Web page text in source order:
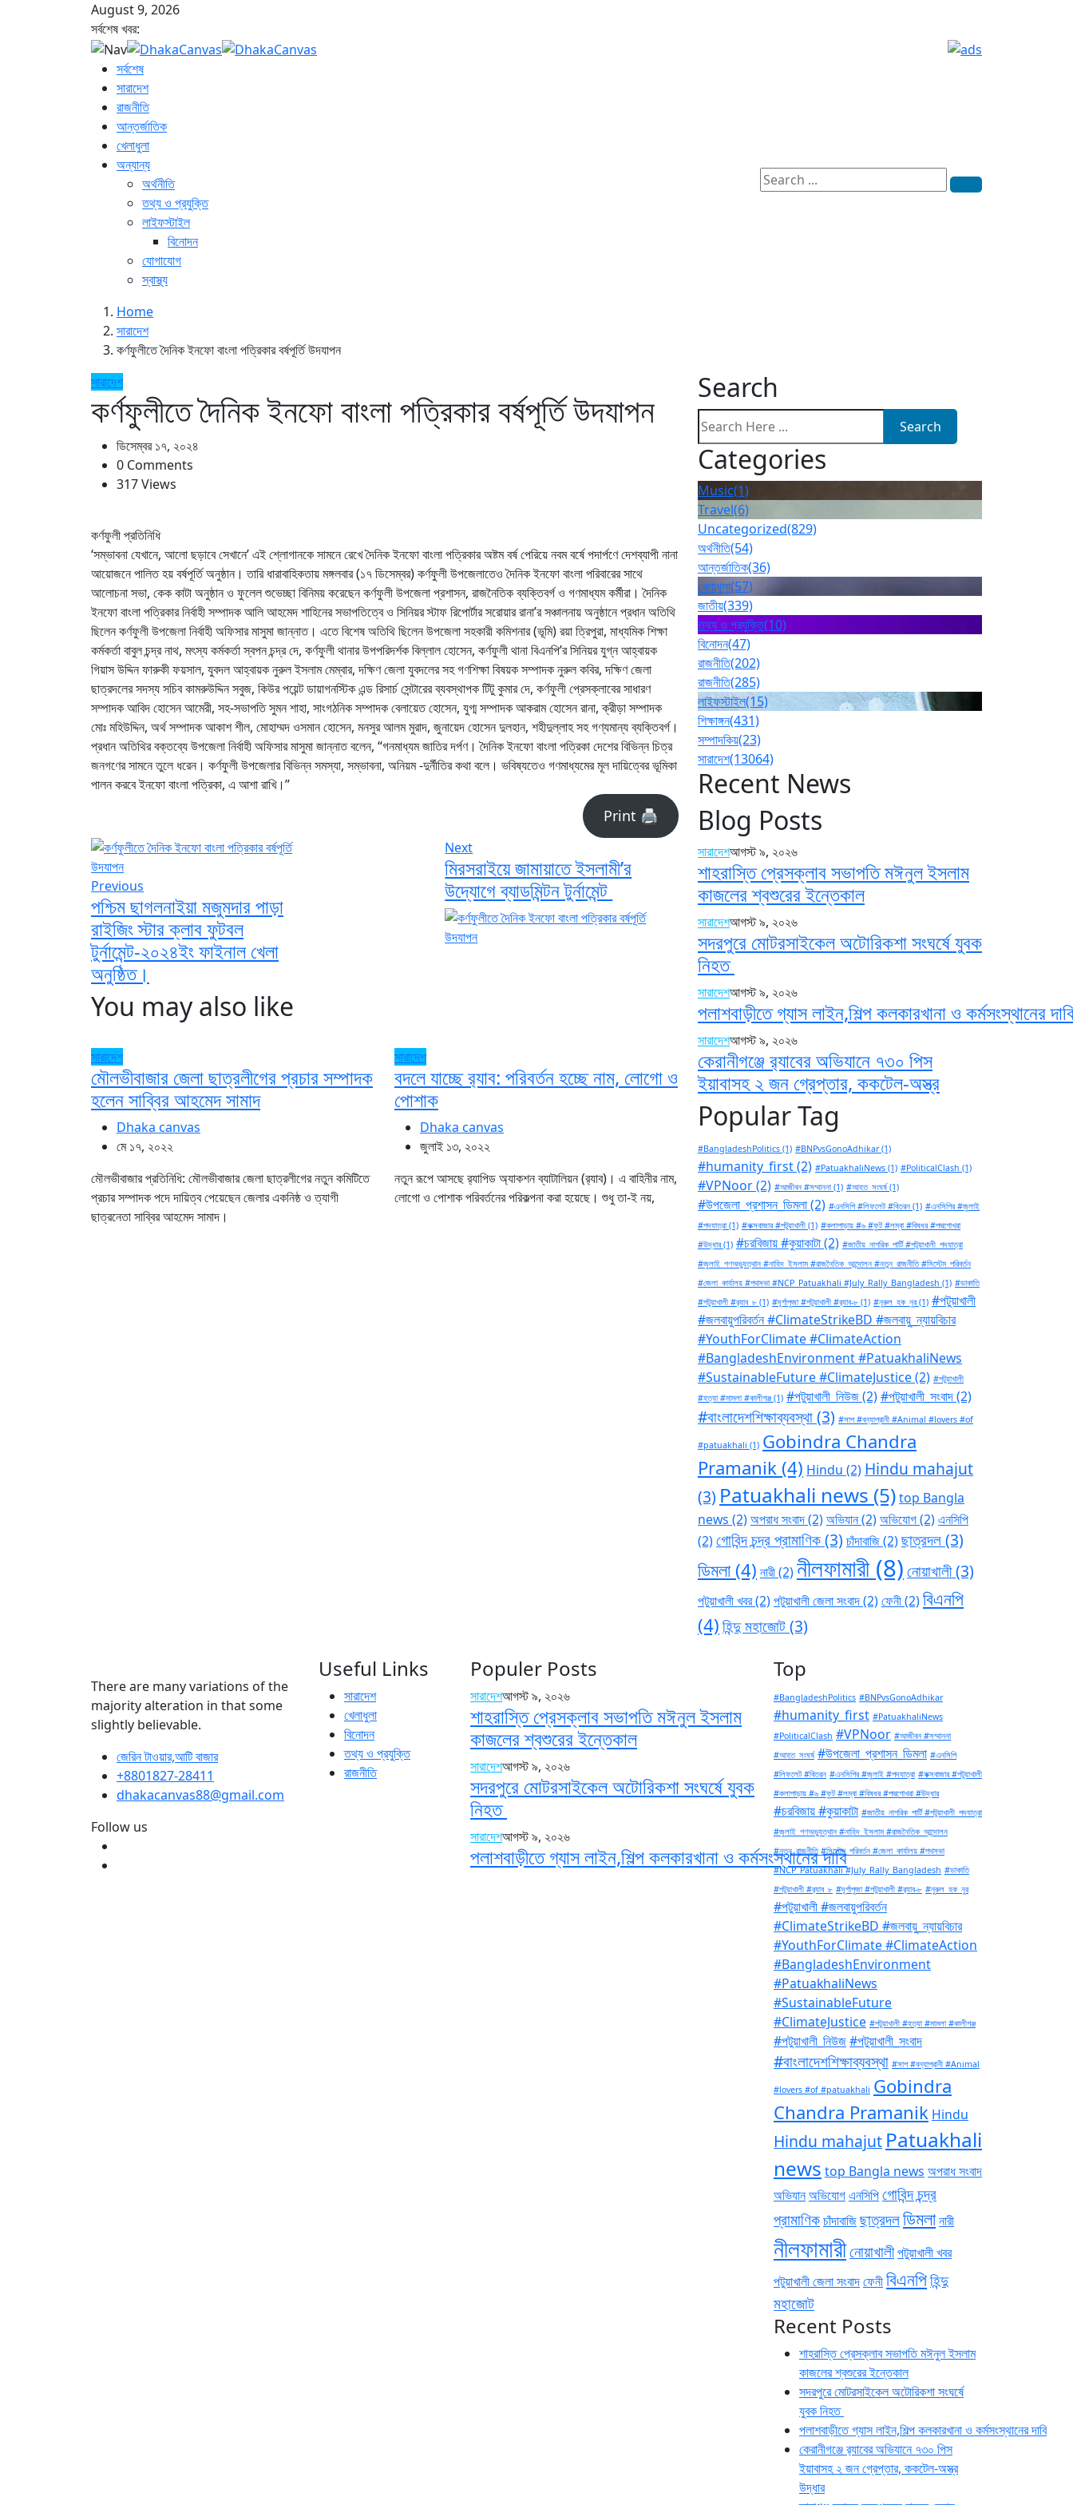
August 9, 2026
সর্বশেষ খবর:
সর্বশেষ
সারাদেশ
রাজনীতি
আন্তর্জাতিক
খেলাধুলা
অন্যান্য
অর্থনীতি
তথ্য ও প্রযুক্তি
লাইফস্টাইল
বিনোদন
যোগাযোগ
স্বাস্থ্য
Home
সারাদেশ
কর্ণফুলীতে দৈনিক ইনফো বাংলা পত্রিকার বর্ষপূর্তি উদযাপন
সারাদেশ
কর্ণফুলীতে দৈনিক ইনফো বাংলা পত্রিকার বর্ষপূর্তি উদযাপন
ডিসেম্বর ১৭, ২০২৪
0 Comments
317 Views
কর্ণফুলী প্রতিনিধি
‘সম্ভাবনা যেখানে, আলো ছড়াবে সেখানে’ এই শ্লোগানকে সামনে রেখে দৈনিক ইনফো বাংলা পত্রিকার অষ্টম বর্ষ পেরিয়ে নবম বর্ষে পদার্পণে দেশব্যাপী নানা
আয়োজনে পালিত হয় বর্ষপূর্তি অনুষ্ঠান। তারি ধারাবাহিকতায় মঙ্গলবার (১৭ ডিসেম্বর) কর্ণফুলী উপজেলাতেও দৈনিক ইনফো বাংলা পরিবারের সাথে
আলোচনা সভা, কেক কাটা অনুষ্ঠান ও ফুলেল শুভেচ্ছা বিনিময় করেছেন কর্ণফুলী উপজেলা প্রশাসন, রাজনৈতিক ব্যক্তিবর্গ ও গণমাধ্যম কর্মীরা। দৈনিক
ইনফো বাংলা পত্রিকার নির্বাহী সম্পাদক আলি আহমেদ শাহিনের সভাপতিত্বে ও সিনিয়র স্টাফ রিপোর্টার সরোয়ার রানা’র সঞ্চালনায় অনুষ্ঠানে প্রধান অতিথি
ছিলেন কর্ণফুলী উপজেলা নির্বাহী অফিসার মাসুমা জান্নাত। এতে বিশেষ অতিথি ছিলেন উপজেলা সহকারী কমিশনার (ভূমি) রয়া ত্রিপুরা, মাধ্যমিক শিক্ষা
কর্মকর্তা বাবুল চন্দ্র নাথ, মৎস্য কর্মকর্তা স্বপন চন্দ্র দে, কর্ণফুলী থানার উপপরিদর্শক বিল্লাল হোসেন, কর্ণফুলী থানা বিএনপি’র সিনিয়র যুগ্ন আহ্বায়ক
গিয়াস উদ্দিন ফারুকী ফয়সাল, যুবদল আহ্বায়ক নুরুল ইসলাম মেম্বার, দক্ষিণ জেলা যুবদলের সহ গণশিক্ষা বিষয়ক সম্পাদক নুরুল কবির, দক্ষিণ জেলা
ছাত্রদলের সদস্য সচিব কামরুউদ্দিন সবুজ, কিউর পয়েন্ট ডায়াগনস্টিক এন্ড রিসার্চ সেন্টারের ব্যবস্থাপক টিটু কুমার দে, কর্ণফুলী প্রেসক্লাবের সাধারণ
সম্পাদক আবিদ হোসেন আমেরী, সহ-সভাপতি সুমন শাহা, সাংগঠনিক সম্পাদক বেলায়েত হোসেন, যুগ্ম সম্পাদক আকরাম হোসেন রানা, ক্রীড়া সম্পাদক
মোঃ মহিউদ্দিন, অর্থ সম্পাদক আকাশ শীল, মোহাম্মদ ওসমান হোসেন, মনসুর আলম মুরাদ, জুনায়েদ হোসেন দুলহান, শহীদুল্লাহ সহ গণ্যমান্য ব্যক্তিবর্গ।
প্রধান অতিথির বক্তব্যে উপজেলা নির্বাহী অফিসার মাসুমা জান্নাত বলেন, “গনমাধ্যম জাতির দর্পণ। দৈনিক ইনফো বাংলা পত্রিকা দেশের বিভিন্ন চিত্র
জনগণের সামনে তুলে ধরেন। কর্ণফুলী উপজেলার বিভিন্ন সমস্যা, সম্ভাবনা, অনিয়ম -দুর্নীতির কথা বলে। ভবিষ্যতেও গণমাধ্যমের মূল দায়িত্বের ভূমিকা
পালন করবে ইনফো বাংলা পত্রিকা, এ আশা রাখি।”
Print 🖨
Previous
পশ্চিম ছাগলনাইয়া মজুমদার পাড়া
রাইজিং স্টার ক্লাব ফুটবল
টুর্নামেন্ট-২০২৪ইং ফাইনাল খেলা
অনুষ্ঠিত।
Next
মিরসরাইয়ে জামায়াতে ইসলামী’র
উদ্যোগে ব্যাডমিন্টন টুর্নামেন্ট
You may also like
সারাদেশ
মৌলভীবাজার জেলা ছাত্রলীগের প্রচার সম্পাদক
হলেন সাব্বির আহমেদ সামাদ
Dhaka canvas
মে ১৭, ২০২২
মৌলভীবাজার প্রতিনিধি: মৌলভীবাজার জেলা ছাত্রলীগের নতুন কমিটিতে
প্রচার সম্পাদক পদে দায়িত্ব পেয়েছেন জেলার একনিষ্ঠ ও ত্যাগী
ছাত্রনেতা সাব্বির আহমেদ সামাদ।
সারাদেশ
বদলে যাচ্ছে র‌্যাব: পরিবর্তন হচ্ছে নাম, লোগো ও
পোশাক
Dhaka canvas
জুলাই ১৩, ২০২২
নতুন রূপে আসছে র‌্যাপিড অ্যাকশন ব্যাটালিয়ন (র‌্যাব)। এ বাহিনীর নাম,
লোগো ও পোশাক পরিবর্তনের পরিকল্পনা করা হয়েছে। শুধু তা-ই নয়,
Search
Search
Categories
Music(1)
Travel(6)
Uncategorized(829)
অর্থনীতি(54)
আন্তর্জাতিক(36)
খেলাধুলা(57)
জাতীয়(339)
তথ্য ও প্রযুক্তি(10)
বিনোদন(47)
রাজনীতি(202)
রাজনীতি(285)
লাইফস্টাইল(15)
শিক্ষাঙ্গন(431)
সম্পাদকিয়(23)
সারাদেশ(13064)
Recent News
Blog Posts
সারাদেশআগস্ট ৯, ২০২৬
শাহরাস্তি প্রেসক্লাব সভাপতি মঈনুল ইসলাম
কাজলের শ্বশুরের ইন্তেকাল
সারাদেশআগস্ট ৯, ২০২৬
সদরপুরে মোটরসাইকেল অটোরিকশা সংঘর্ষে যুবক
নিহত
সারাদেশআগস্ট ৯, ২০২৬
পলাশবাড়ীতে গ্যাস লাইন,শিল্প কলকারখানা ও কর্মসংস্থানের
সারাদেশআগস্ট ৯, ২০২৬
কেরানীগঞ্জে র‍্যাবের অভিযানে ৭৩০ পিস
ইয়াবাসহ ২ জন গ্রেপ্তার, ককটেল-অস্ত্র
Popular Tag
#BangladeshPolitics (1) #BNPvsGonoAdhikar(1)
#humanity_first(2) #PatuakhaliNews (1) #PoliticalClash (1)
#VPNoor(2) #আজীবন #সম্মাননা (1) #আহত_সংঘর্ষ(1)
#উপজেলা_প্রশাসন_ডিমলা(2) #এনসিপি #লিফলেট #বিতরন (1) #এনসিপির #জুলাই
#পদযাত্রা (1) #কক্সবাজার #পটুয়াখালী (1) #কলাপাড়ায় #৬ #ফুট #লম্বা #বিষধর #পদ্মগোখরা
#উদ্ধার(1) #চরবিজায় #কুয়াকাটা(2) #জাতীয়_নাগরিক_পার্টি #পটুয়াখালী_পদযাত্রা
#জুলাই_গণঅভ্যুত্থান #নাহিদ_ইসলাম #রাজনৈতিক_আন্দোলন #নতুন_রাজনীতি #সিস্টেম_পরিবর্তন
#জেলা_কার্যালয় #পথসভা #NCP_Patuakhali #July_Rally_Bangladesh (1) #ডাকাতি
#পটুয়াখালী #র‍্যাব_৮ (1) #দূর্গাপুজা #পটুয়াখালী #র‍্যাব-৮ (1) #নুরুল_হক_নুর(1) #পটুয়াখালী
#জলবায়ুপরিবর্তন #ClimateStrikeBD #জলবায়ু_ন্যায়বিচার
#YouthForClimate #ClimateAction
#BangladeshEnvironment #PatuakhaliNews
#SustainableFuture #ClimateJustice(2) #পটুয়াখালী
#হত্যা #মামলা #কালীগঞ্জ (1) #পটুয়াখালী_নিউজ(2) #পটুয়াখালী_সংবাদ(2)
#বাংলাদেশশিক্ষাব্যবস্থা(3) #সাপ #বন্যাপ্রানী #Animal #lovers #of
#patuakhali (1) Gobindra Chandra
Pramanik (4) Hindu (2) Hindu mahajut
(3) Patuakhali news (5)top Bangla
news (2) অপরাধ সংবাদ(2) অভিযান(2) অভিযোগ(2) এনসিপি
(2) গোবিন্দ চন্দ্র প্রামাণিক(3) চাঁদাবাজি(2) ছাত্রদল(3)
ডিমলা(4) নারী(2) নীলফামারী(8)নোয়াখালী(3)
পটুয়াখালী খবর(2) পটুয়াখালী জেলা সংবাদ(2) ফেনী(2) বিএনপি
(4)হিন্দু মহাজোট(3)
There are many variations of the
majority alteration in that some
slightly believable.
জেরিন টাওয়ার,আটি বাজার
+8801827-28411
dhakacanvas88@gmail.com
Follow us
Useful Links
সারাদেশ
খেলাধুলা
বিনোদন
তথ্য ও প্রযুক্তি
রাজনীতি
Populer Posts
সারাদেশআগস্ট ৯, ২০২৬
শাহরাস্তি প্রেসক্লাব সভাপতি মঈনুল ইসলাম
কাজলের শ্বশুরের ইন্তেকাল
সারাদেশআগস্ট ৯, ২০২৬
সদরপুরে মোটরসাইকেল অটোরিকশা সংঘর্ষে যুবক
নিহত
সারাদেশআগস্ট ৯, ২০২৬
পলাশবাড়ীতে গ্যাস লাইন,শিল্প কলকারখানা ও কর্মসংস্থানের দাবি
Top
#BangladeshPolitics #BNPvsGonoAdhikar
#humanity_first #PatuakhaliNews
#PoliticalClash #VPNoor #আজীবন #সম্মাননা
#আহত_সংঘর্ষ #উপজেলা_প্রশাসন_ডিমলা #এনসিপি
#লিফলেট #বিতরন #এনসিপির #জুলাই #পদযাত্রা #কক্সবাজার #পটুয়াখালী
#কলাপাড়ায় #৬ #ফুট #লম্বা #বিষধর #পদ্মগোখরা #উদ্ধার
#চরবিজায় #কুয়াকাটা #জাতীয়_নাগরিক_পার্টি #পটুয়াখালী_পদযাত্রা
#জুলাই_গণঅভ্যুত্থান #নাহিদ_ইসলাম #রাজনৈতিক_আন্দোলন
#নতুন_রাজনীতি #সিস্টেম_পরিবর্তন #জেলা_কার্যালয় #পথসভা
#NCP_Patuakhali #July_Rally_Bangladesh #ডাকাতি
#পটুয়াখালী #র‍্যাব_৮ #দূর্গাপুজা #পটুয়াখালী #র‍্যাব-৮ #নুরুল_হক_নুর
#পটুয়াখালী #জলবায়ুপরিবর্তন
#ClimateStrikeBD #জলবায়ু_ন্যায়বিচার
#YouthForClimate #ClimateAction
#BangladeshEnvironment
#PatuakhaliNews
#SustainableFuture
#ClimateJustice #পটুয়াখালী #হত্যা #মামলা #কালীগঞ্জ
#পটুয়াখালী_নিউজ#পটুয়াখালী_সংবাদ
#বাংলাদেশশিক্ষাব্যবস্থা #সাপ #বন্যাপ্রানী #Animal
#lovers #of #patuakhali Gobindra
Chandra Pramanik Hindu
Hindu mahajut Patuakhali
news top Bangla news অপরাধ সংবাদ
অভিযানঅভিযোগএনসিপিগোবিন্দ চন্দ্র
প্রামাণিকচাঁদাবাজিছাত্রদলডিমলানারী
নীলফামারীনোয়াখালীপটুয়াখালী খবর
পটুয়াখালী জেলা সংবাদফেনীবিএনপিহিন্দু
মহাজোট
Recent Posts
শাহরাস্তি প্রেসক্লাব সভাপতি মঈনুল ইসলাম
কাজলের শ্বশুরের ইন্তেকাল
সদরপুরে মোটরসাইকেল অটোরিকশা সংঘর্ষে
যুবক নিহত
পলাশবাড়ীতে গ্যাস লাইন,শিল্প কলকারখানা ও কর্মসংস্থানের দাবি
কেরানীগঞ্জে র‍্যাবের অভিযানে ৭৩০ পিস
ইয়াবাসহ ২ জন গ্রেপ্তার, ককটেল-অস্ত্র
উদ্ধার